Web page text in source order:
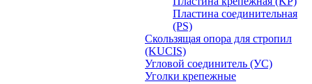
Пластина соединительная
(PS)
Скользящая опора для стропил
(KUCIS)
Угловой соединитель (УС)
Уголки крепежныe